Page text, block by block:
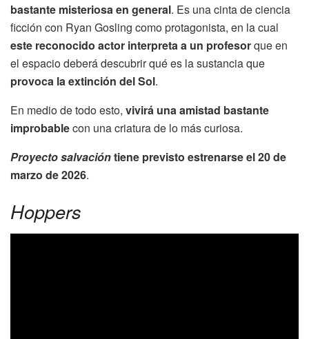
bastante misteriosa en general. Es una cinta de ciencia
ficción con Ryan Gosling como protagonista, en la cual
este reconocido actor interpreta a un profesorque en
el espacio deberá descubrir qué es la sustancia que
provoca la extinción del Sol.
En medio de todo esto, vivirá una amistad bastante
improbablecon una criatura de lo más curiosa.
Proyecto salvacióntiene previsto estrenarse el 20 de
marzo de 2026.
Hoppers